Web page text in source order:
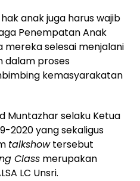
anak juga harus wajib
Penempatan Anak
mereka selesai menjalani
dalam proses
kemasyarakatan
Muntazhar selaku Ketua
2020 yang sekaligus
talkshowtersebut
Class merupakan
LC Unsri.